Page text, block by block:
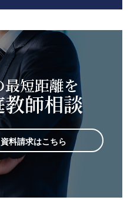
短距離を
師相談
資料請求はこちら